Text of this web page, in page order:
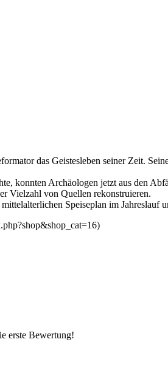
das Geistesleben seiner Zeit.
konnten Archäologen jetzt aus den
Vielzahl von Quellen rekonstruieren.
Speiseplan im
erste Bewertung!